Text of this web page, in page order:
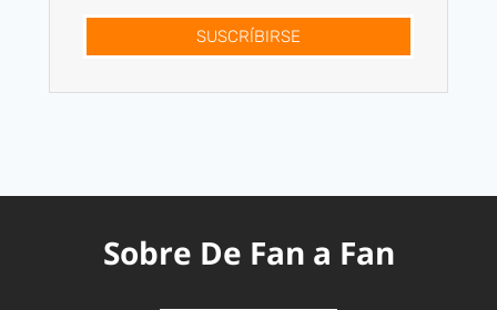
SUSCRÍBIRSE
Sobre De Fan a Fan